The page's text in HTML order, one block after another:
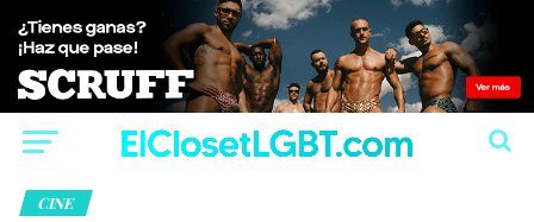
CINE